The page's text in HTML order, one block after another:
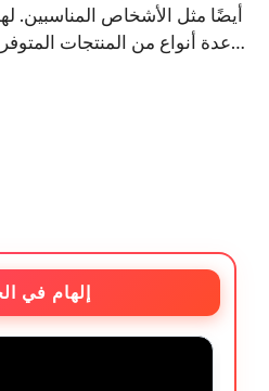
أيضًا مثل الأشخاص المناسبين.
عدة أنواع من المنتجات المتوفرة في السوق. ومع ذلك، فهو…
إلهام في